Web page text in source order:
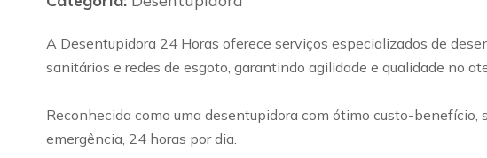
A Desentupidora 24 Horas oferece serviços especializados de
sanitários e redes de esgoto, garantindo agilidade e qualidade no
Reconhecida como uma desentupidora com ótimo custo-
emergência, 24 horas por dia.